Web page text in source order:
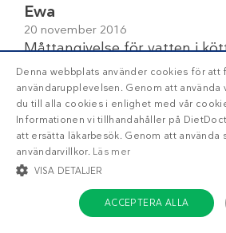
Ewa
20 november 2016
Måttangivelse för vatten i
Jättegod paj och inte så svår
rosine torp
20 november 2016
Råkade anmäla Ewas
olämplig vilket inte var
Denna webbplats använder cookies för att
användarupplevelsen. Genom att använda
du till alla cookies i enlighet med vår
Informationen vi tillhandahåller på
att ersätta läkarbesök. Genom att använda
användarvillkor. Läs mer
VISA DETALJER
ACCEPTERA ALLA